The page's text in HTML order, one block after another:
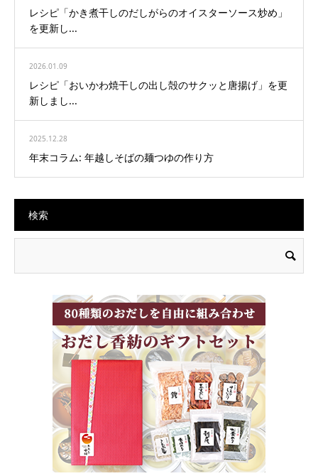
レシピ「かき煮干しのだしがらのオイスターソース炒め」
を更新し...
2026.01.09
レシピ「おいかわ焼干しの出し殻のサクッと唐揚げ」を更
新しまし...
2025.12.28
年末コラム: 年越しそばの麺つゆの作り方
検索